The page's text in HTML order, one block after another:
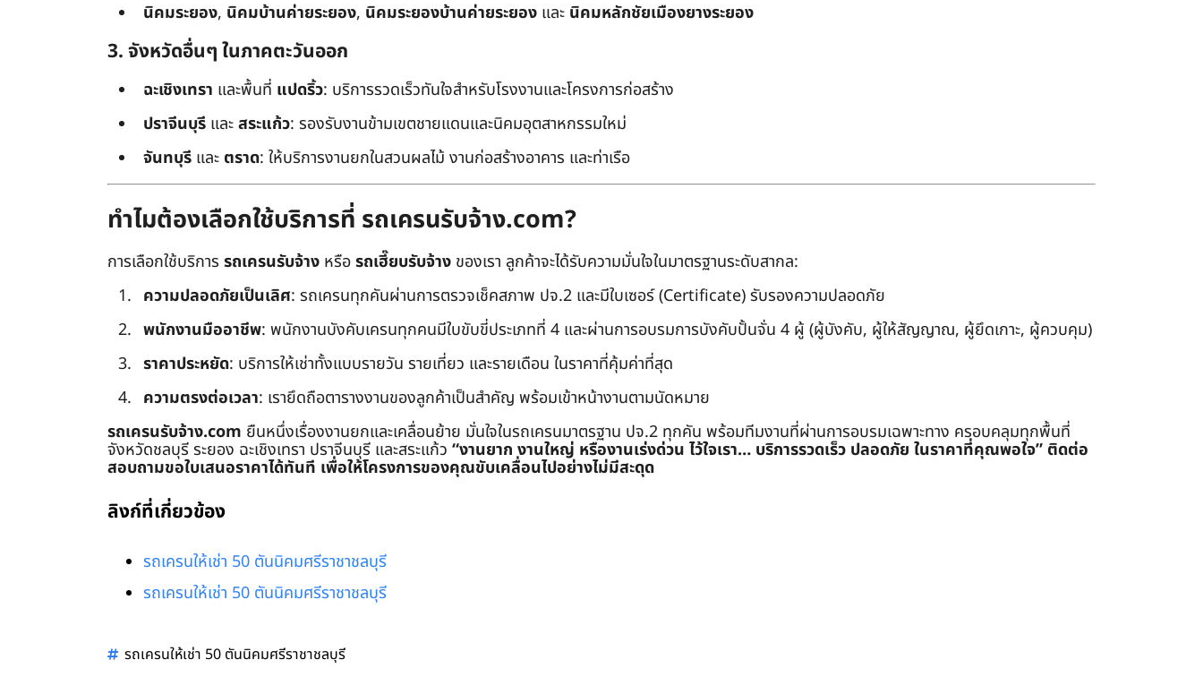
นิคมระยอง, นิคมบ้านค่ายระยอง, นิคมระยองบ้านค่ายระยอง และ นิคมหลักชัยเมืองยางระยอง
3. จังหวัดอื่นๆ ในภาคตะวันออก
ฉะเชิงเทรา และพื้นที่ แปดริ้ว: บริการรวดเร็วทันใจสำหรับโรงงานและโครงการก่อสร้าง
ปราจีนบุรี และสระแก้ว: รองรับงานข้ามเขตชายแดนและนิคมอุตสาหกรรมใหม่
จันทบุรี และ ตราด: ให้บริการงานยกในสวนผลไม้ งานก่อสร้างอาคาร และท่าเรือ
ทำไมต้องเลือกใช้บริการที่ รถเครนรับจ้าง.com?
การเลือกใช้บริการ รถเครนรับจ้าง หรือรถเฮี๊ยบรับจ้าง ของเรา ลูกค้าจะได้รับความมั่นใจในมาตรฐานระดับสากล:
ความปลอดภัยเป็นเลิศ: รถเครนทุกคันผ่านการตรวจเช็คสภาพ ปจ.2 และมีใบเซอร์ (Certificate) รับรองความปลอดภัย
พนักงานมืออาชีพ: พนักงานบังคับเครนทุกคนมีใบขับขี่ประเภทที่ 4 และผ่านการอบรมการบังคับปั้นจั่น 4 ผู้ (ผู้บังคับ, ผู้ให้สัญญาณ, ผู้ยึดเกาะ, ผู้ควบคุม)
ราคาประหยัด: บริการให้เช่าทั้งแบบรายวัน รายเที่ยว และรายเดือน ในราคาที่คุ้มค่าที่สุด
ความตรงต่อเวลา: เรายึดถือตารางงานของลูกค้าเป็นสำคัญ พร้อมเข้าหน้างานตามนัดหมาย
รถเครนรับจ้าง.com ยืนหนึ่งเรื่องงานยกและเคลื่อนย้าย มั่นใจในรถเครนมาตรฐาน ปจ.2 ทุกคัน พร้อมทีมงานที่ผ่านการอบรมเฉพาะทาง ครอบคลุมทุกพื้นที่
จังหวัดชลบุรี ระยอง ฉะเชิงเทรา ปราจีนบุรี และสระแก้ว “งานยาก งานใหญ่ หรืองานเร่งด่วน ไว้ใจเรา… บริการรวดเร็ว ปลอดภัย ในราคาที่คุณพอใจ” ติดต่อ
สอบถามขอใบเสนอราคาได้ทันที เพื่อให้โครงการของคุณขับเคลื่อนไปอย่างไม่มีสะดุด
ลิงก์ที่เกี่ยวข้อง
รถเครนให้เช่า 50 ตันนิคมศรีราชาชลบุรี
รถเครนให้เช่า 50 ตันนิคมศรีราชาชลบุรี
รถเครนให้เช่า 50 ตันนิคมศรีราชาชลบุรี